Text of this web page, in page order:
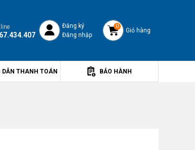
Đăng ký
Đăng nhập
0
Giỏ hàng
DẪN THANH TOÁN BẢO HÀNH